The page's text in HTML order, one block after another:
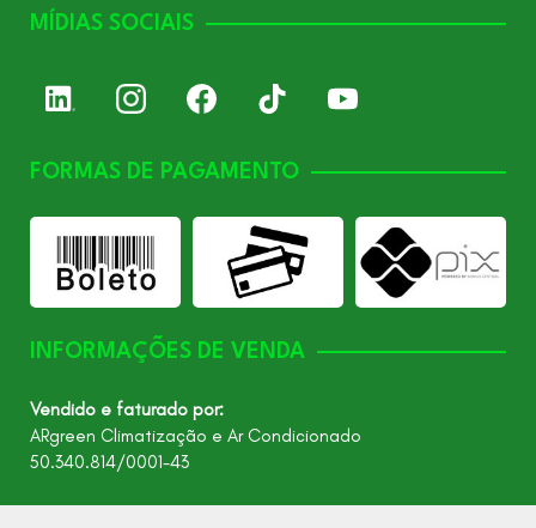
MÍDIAS SOCIAIS
FORMAS DE PAGAMENTO
INFORMAÇÕES DE VENDA
Vendido e faturado por:
ARgreen Climatização e Ar Condicionado
50.340.814/0001-43